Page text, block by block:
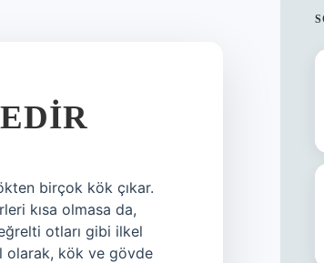
birçok kök çıkar.
kısa olmasa da,
otları gibi ilkel
olarak, kök ve gövde